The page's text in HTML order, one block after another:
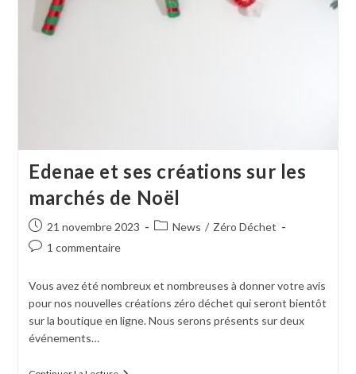
Edenae et ses créations sur les
marchés de Noël
21 novembre 2023 News / Zéro Déchet
1 commentaire
Vous avez été nombreux et nombreuses à donner votre avis
pour nos nouvelles créations zéro déchet qui seront bientôt
sur la boutique en ligne. Nous serons présents sur deux
événements…